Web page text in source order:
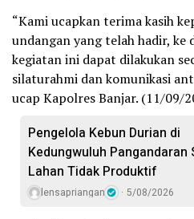
“Kami ucapkan terima kasih
undangan yang telah hadir, ke
kegiatan ini dapat dilakukan
silaturahmi dan komunikasi
ucap Kapolres Banjar. (11/09/
Pengelola Kebun Durian di
Kedungwuluh Pangandaran
Lahan Tidak Produktif ‎
lensapriangan 5/08/2026